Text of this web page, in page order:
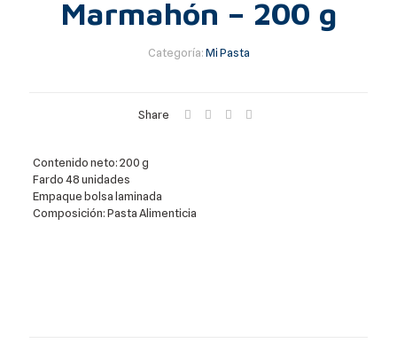
Marmahón – 200 g
Categoría:Mi Pasta
Share
Contenido neto: 200 g
Fardo 48 unidades
Empaque bolsa laminada
Composición: Pasta Alimenticia